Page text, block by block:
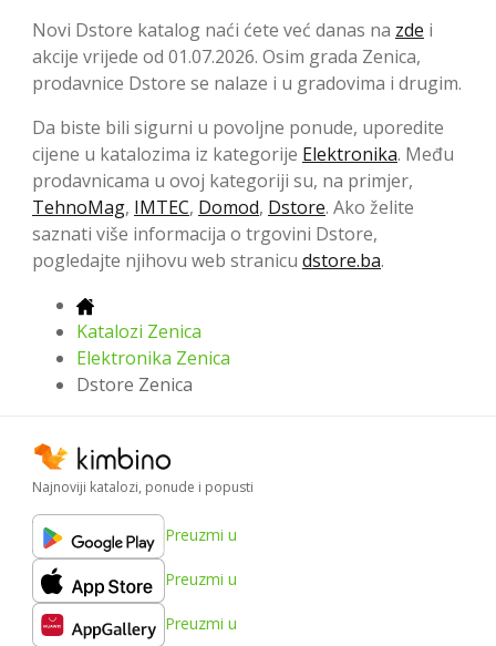
Novi Dstore katalog naći ćete već danas na zde i
akcije vrijede od 01.07.2026. Osim grada Zenica,
prodavnice Dstore se nalaze i u gradovima i drugim.
Da biste bili sigurni u povoljne ponude, uporedite
cijene u katalozima iz kategorije Elektronika. Među
prodavnicama u ovoj kategoriji su, na primjer,
TehnoMag, IMTEC, Domod, Dstore. Ako želite
saznati više informacija o trgovini Dstore,
pogledajte njihovu web stranicu dstore.ba.
Katalozi Zenica
Elektronika Zenica
Dstore Zenica
Najnoviji katalozi, ponude i popusti
Preuzmi u
Preuzmi u
Preuzmi u